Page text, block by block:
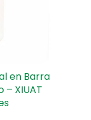
en Barra
– XIUAT